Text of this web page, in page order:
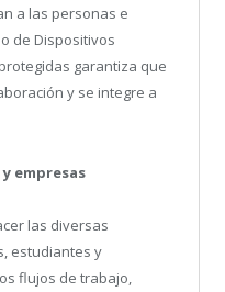
a las personas e
de Dispositivos
garantiza que
y se integre a
empresas
las diversas
estudiantes y
flujos de trabajo,